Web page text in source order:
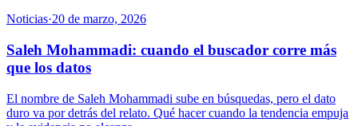
Noticias·20 de marzo, 2026
Saleh Mohammadi: cuando el buscador corre más
que los datos
El nombre de Saleh Mohammadi sube en búsquedas, pero el dato
duro va por detrás del relato. Qué hacer cuando la tendencia empuja